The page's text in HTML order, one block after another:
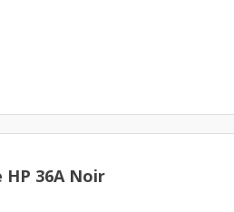
36A Noir